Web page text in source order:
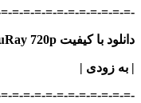
=-=-=-=-=-=-=-=-=-=-=-
دانلود با کیفیت BluRay 720p ریلیز MkvCage
| به زودی |
=-=-=-=-=-=-=-=-=-=-=-